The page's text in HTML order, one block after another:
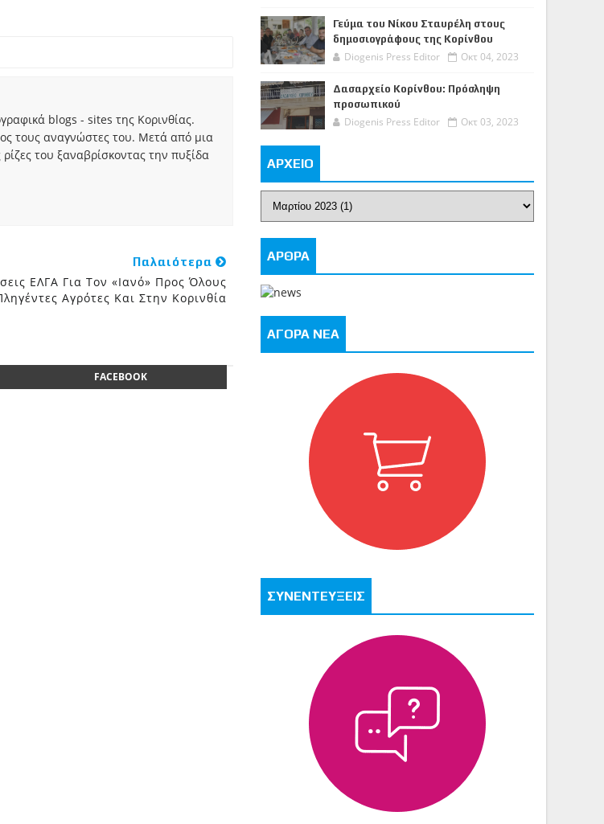
blogs - sites της Κορινθίας.
τους αναγνώστες του. Μετά από μια
του ξαναβρίσκοντας την πυξίδα
Παλαιότερα
ΕΛΓΑ Για Τον «Ιανό» Προς Όλους
Αγρότες Και Στην Κορινθία
FACEBOOK
Γεύμα του Νίκου Σταυρέλη στους
δημοσιογράφους της Κορίνθου
Diogenis Press Editor Οκτ 04, 2023
Δασαρχείο Κορίνθου: Πρόσληψη
προσωπικού
Diogenis Press Editor Οκτ 03, 2023
ΑΡΧΕΙΟ
ΑΡΘΡΑ
ΑΓΟΡΑ ΝΕΑ
ΣΥΝΕΝΤΕΥΞΕΙΣ